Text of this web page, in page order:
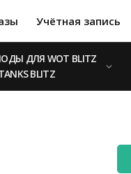
Учётная запись
ДЛЯ WOT BLITZ
BLITZ